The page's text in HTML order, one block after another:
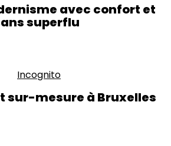
avec confort et
superflu
Incognito
sur-mesure à Bruxelles